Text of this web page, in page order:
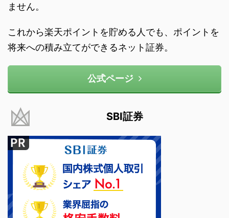
ません。
これから楽天ポイントを貯める人でも、ポイントを
将来への積み立てができるネット証券。
公式ページ
SBI証券